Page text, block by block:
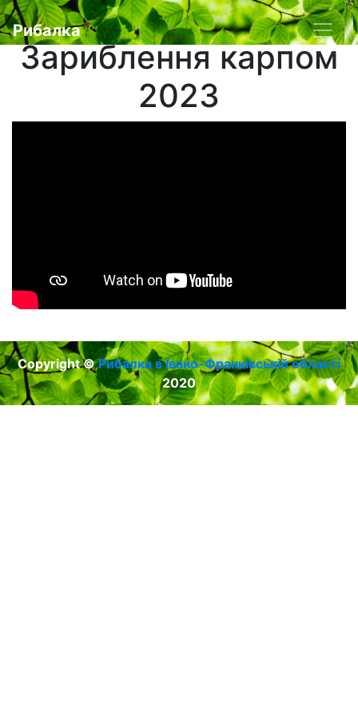
Зариблення карпом
2023
Рибалка
Copyright ©Рибалка в Івано-Франківській області
2020